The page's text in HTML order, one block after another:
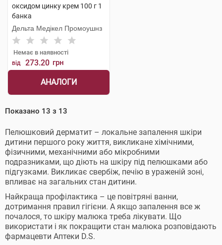
оксидом цинку крем 100 г 1
банка
Дельта Медікел Промоушнз
Немає в наявності
від 273.20 грн
АНАЛОГИ
Показано 13 з 13
Пелюшковий дерматит – локальне запалення шкіри
дитини першого року життя, викликане хімічними,
фізичними, механічними або мікробними
подразниками, що діють на шкіру під пелюшками або
підгузками. Викликає свербіж, печію в ураженій зоні,
впливає на загальних стан дитини.
Найкраща профілактика – це повітряні ванни,
дотримання правил гігієни. А якщо запалення все ж
почалося, то шкіру малюка треба лікувати. Що
використати і як покращити стан малюка розповідають
фармацевти Аптеки D.S.